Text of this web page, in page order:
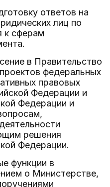
ответов на
лиц по
к сферам
в Правительство
федеральных
правовых
Федерации и
Федерации и
решения
Федерации.
функции в
о Министерстве,